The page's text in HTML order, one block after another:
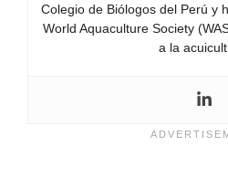
Colegio de Biólogos del Perú y
World Aquaculture Society
a la